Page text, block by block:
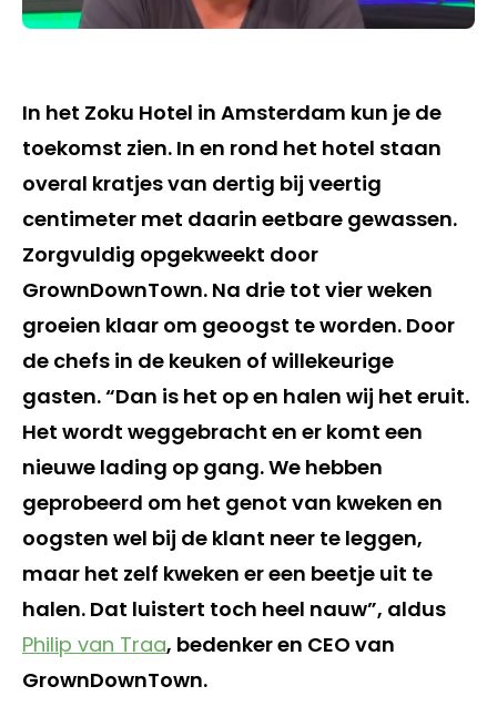
In het Zoku Hotel in Amsterdam kun je de
toekomst zien. In en rond het hotel staan
overal kratjes van dertig bij veertig
centimeter met daarin eetbare gewassen.
Zorgvuldig opgekweekt door
GrownDownTown. Na drie tot vier weken
groeien klaar om geoogst te worden. Door
de chefs in de keuken of willekeurige
gasten. “Dan is het op en halen wij het eruit.
Het wordt weggebracht en er komt een
nieuwe lading op gang. We hebben
geprobeerd om het genot van kweken en
oogsten wel bij de klant neer te leggen,
maar het zelf kweken er een beetje uit te
halen. Dat luistert toch heel nauw”, aldus
Philip van Traa, bedenker en CEO van
GrownDownTown.